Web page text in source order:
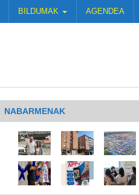
BILDUMAK AGENDEA
NABARMENAK